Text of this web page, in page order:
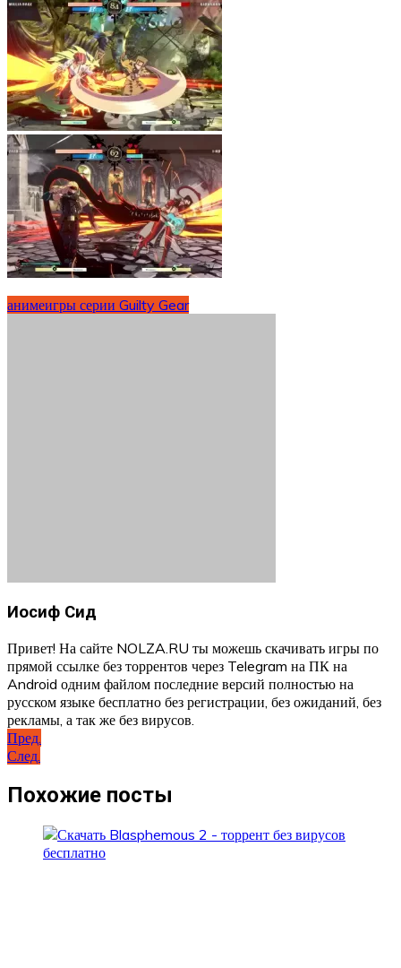
анимеигры серии Guilty Gear
Иосиф Сид
Привет! На сайте NOLZA.RU ты можешь скачивать игры по
прямой ссылке без торрентов через Telegram на ПК на
Android одним файлом последние версий полностью на
русском языке бесплатно без регистрации, без ожиданий, без
рекламы, а так же без вирусов.
Навигация
по
записям
Пред.
След.
Похожие посты